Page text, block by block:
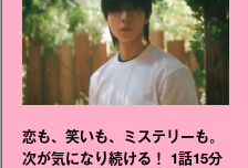
恋も、笑いも、ミステリーも。
次が気になり続ける！ 1話15分